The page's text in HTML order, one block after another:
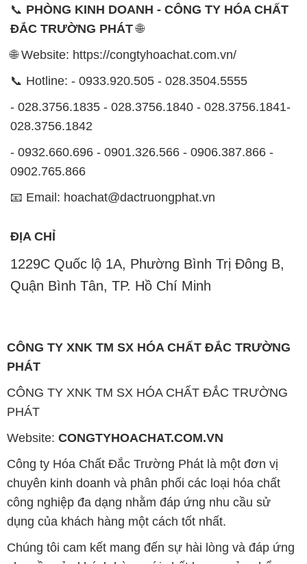
- 028.3756.1835 - 028.3756.1840 - 028.3756.1841-
0902.765.866
📧 Email: hoachat@dactruongphat.vn
ĐỊA CHỈ
1229C Quốc lộ 1A, Phường Bình Trị Đông B,
Quận Bình Tân, TP. Hồ Chí Minh
CÔNG TY XNK TM SX HÓA CHẤT ĐẮC TRƯỜNG
PHÁT
Website:CONGTYHOACHAT.COM.VN
chuyên kinh doanh và phân phối các loại hóa chất
công nghiệp đa dạng nhằm đáp ứng nhu cầu sử
dụng của khách hàng một cách tốt nhất.
Chúng tôi cam kết mang đến sự hài lòng và đáp ứng
nhu cầu của khách hàng với chất lượng sản phẩm
cao cấp cùng giá thành hợp lý. Chúng tôi luôn coi
trọng nguyên tắc kinh doanh không chỉ là sự mua
bán mà còn là sự xây dựng và duy trì uy tín. Chúng
tôi hiểu rằng những sản phẩm chúng tôi cung cấp